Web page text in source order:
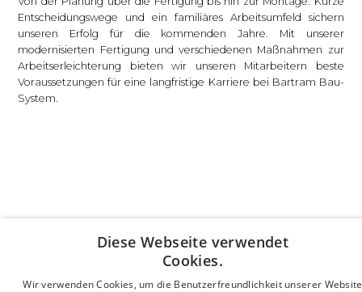
Entscheidungswege und ein familiäres Arbeitsumfeld sichern
unseren Erfolg für die kommenden Jahre. Mit unserer
modernisierten Fertigung und verschiedenen Maßnahmen zur
Arbeitserleichterung bieten wir unseren Mitarbeitern beste
Voraussetzungen für eine langfristige Karriere bei Bartram Bau-
System.
Diese Webseite verwendet
Cookies.
Wir verwenden Cookies, um die Benutzerfreundlichkeit unserer Website